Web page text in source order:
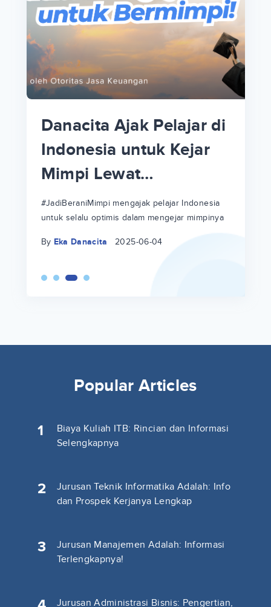
Danacita Ajak Pelajar di
Indonesia untuk Kejar
Mimpi Lewat
#JadiBeraniMimpi
#JadiBeraniMimpi mengajak pelajar Indonesia
untuk selalu optimis dalam mengejar mimpinya
By Eka Danacita 2025-06-04
Popular Articles
1
Biaya Kuliah ITB: Rincian dan Informasi
Selengkapnya
2
Jurusan Teknik Informatika Adalah: Info
dan Prospek Kerjanya Lengkap
3
Jurusan Manajemen Adalah: Informasi
Terlengkapnya!
Jurusan Administrasi Bisnis: Pengertian,